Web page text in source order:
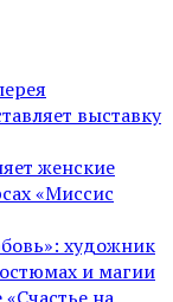
выставку
женские
«Миссис
художник
и магии